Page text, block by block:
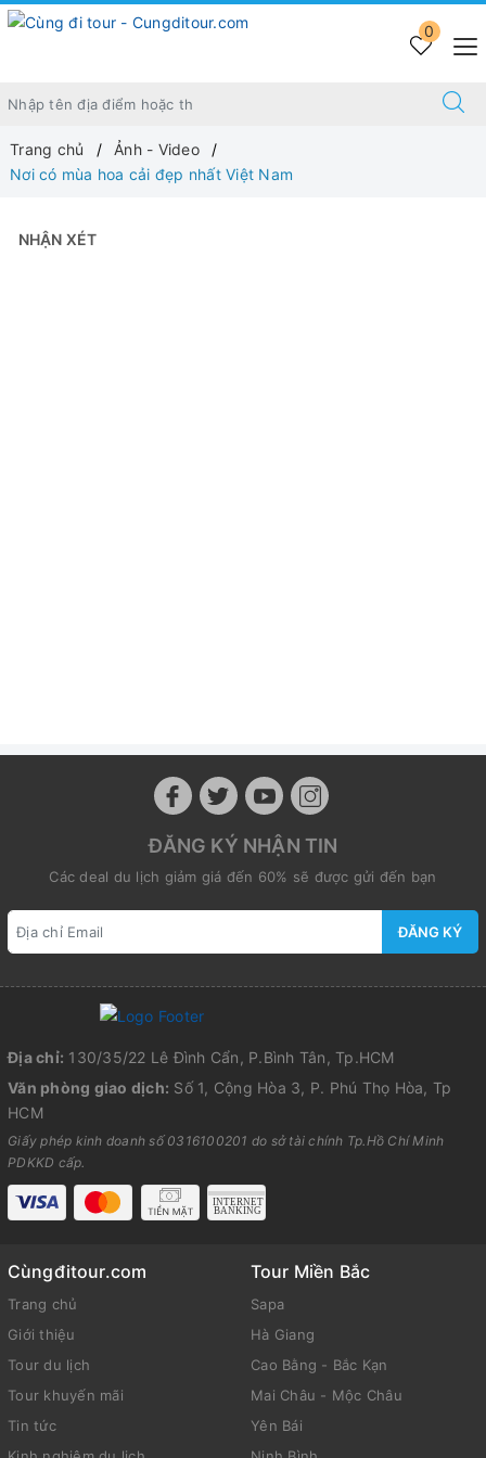
0
Trang chủ
Ảnh - Video
Nơi có mùa hoa cải đẹp nhất Việt Nam
NHẬN XÉT
ĐĂNG KÝ NHẬN TIN
Các deal du lịch giảm giá đến 60% sẽ được gửi đến bạn
ĐĂNG KÝ
Địa chỉ: 130/35/22 Lê Đình Cẩn, P.Bình Tân, Tp.HCM
Văn phòng giao dịch: Số 1, Cộng Hòa 3, P. Phú Thọ Hòa, Tp
HCM
Giấy phép kinh doanh số 0316100201 do sở tài chính Tp.Hồ Chí Minh
PDKKD cấp.
Cùngđitour.com
Trang chủ
Giới thiệu
Tour du lịch
Tour khuyến mãi
Tin tức
Tour Miền Bắc
Sapa
Hà Giang
Cao Bằng - Bắc Kạn
Mai Châu - Mộc Châu
Yên Bái